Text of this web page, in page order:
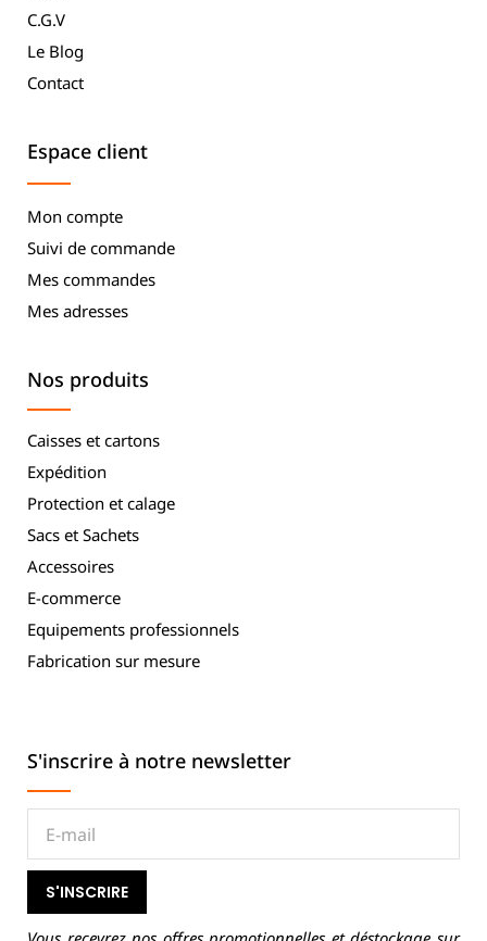
C.G.V
Le Blog
Contact
Espace client
Mon compte
Suivi de commande
Mes commandes
Mes adresses
Nos produits
Caisses et cartons
Expédition
Protection et calage
Sacs et Sachets
Accessoires
E-commerce
Equipements professionnels
Fabrication sur mesure
S'inscrire à notre newsletter
S'INSCRIRE